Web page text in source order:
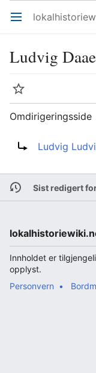
Åpne hovedmenyen
Ludvig
Overvåk
Omdirigeringsside
Ludvig
Sist redigert
Innholdet er
opplyst.
Personvern